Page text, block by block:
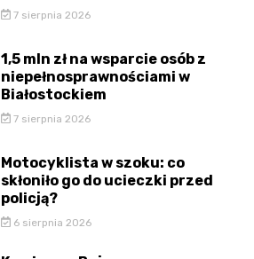
7 sierpnia 2026
1,5 mln zł na wsparcie osób z
niepełnosprawnościami w
Białostockiem
7 sierpnia 2026
Motocyklista w szoku: co
skłoniło go do ucieczki przed
policją?
6 sierpnia 2026